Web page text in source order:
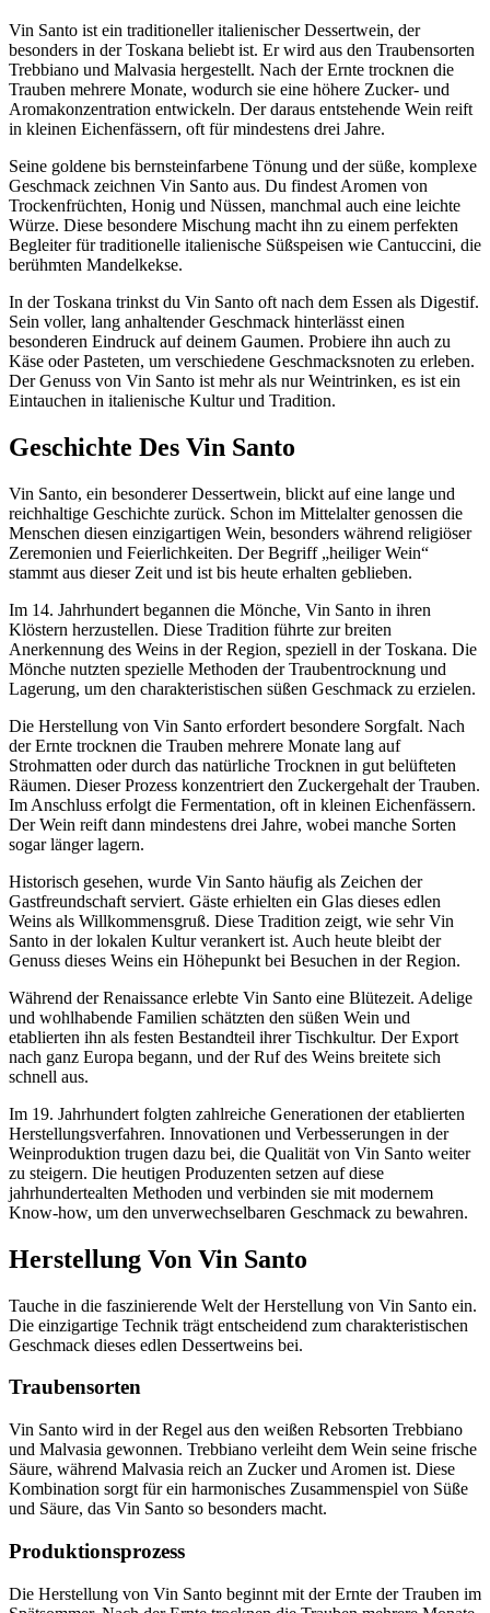
Vin Santo ist ein traditioneller italienischer Dessertwein, der
besonders in der Toskana beliebt ist. Er wird aus den Traubensorten
Trebbiano und Malvasia hergestellt. Nach der Ernte trocknen die
Trauben mehrere Monate, wodurch sie eine höhere Zucker- und
Aromakonzentration entwickeln. Der daraus entstehende Wein reift
in kleinen Eichenfässern, oft für mindestens drei Jahre.
Seine goldene bis bernsteinfarbene Tönung und der süße, komplexe
Geschmack zeichnen Vin Santo aus. Du findest Aromen von
Trockenfrüchten, Honig und Nüssen, manchmal auch eine leichte
Würze. Diese besondere Mischung macht ihn zu einem perfekten
Begleiter für traditionelle italienische Süßspeisen wie Cantuccini, die
berühmten Mandelkekse.
In der Toskana trinkst du Vin Santo oft nach dem Essen als Digestif.
Sein voller, lang anhaltender Geschmack hinterlässt einen
besonderen Eindruck auf deinem Gaumen. Probiere ihn auch zu
Käse oder Pasteten, um verschiedene Geschmacksnoten zu erleben.
Der Genuss von Vin Santo ist mehr als nur Weintrinken, es ist ein
Eintauchen in italienische Kultur und Tradition.
Geschichte Des Vin Santo
Vin Santo, ein besonderer Dessertwein, blickt auf eine lange und
reichhaltige Geschichte zurück. Schon im Mittelalter genossen die
Menschen diesen einzigartigen Wein, besonders während religiöser
Zeremonien und Feierlichkeiten. Der Begriff „heiliger Wein“
stammt aus dieser Zeit und ist bis heute erhalten geblieben.
Im 14. Jahrhundert begannen die Mönche, Vin Santo in ihren
Klöstern herzustellen. Diese Tradition führte zur breiten
Anerkennung des Weins in der Region, speziell in der Toskana. Die
Mönche nutzten spezielle Methoden der Traubentrocknung und
Lagerung, um den charakteristischen süßen Geschmack zu erzielen.
Die Herstellung von Vin Santo erfordert besondere Sorgfalt. Nach
der Ernte trocknen die Trauben mehrere Monate lang auf
Strohmatten oder durch das natürliche Trocknen in gut belüfteten
Räumen. Dieser Prozess konzentriert den Zuckergehalt der Trauben.
Im Anschluss erfolgt die Fermentation, oft in kleinen Eichenfässern.
Der Wein reift dann mindestens drei Jahre, wobei manche Sorten
sogar länger lagern.
Historisch gesehen, wurde Vin Santo häufig als Zeichen der
Gastfreundschaft serviert. Gäste erhielten ein Glas dieses edlen
Weins als Willkommensgruß. Diese Tradition zeigt, wie sehr Vin
Santo in der lokalen Kultur verankert ist. Auch heute bleibt der
Genuss dieses Weins ein Höhepunkt bei Besuchen in der Region.
Während der Renaissance erlebte Vin Santo eine Blütezeit. Adelige
und wohlhabende Familien schätzten den süßen Wein und
etablierten ihn als festen Bestandteil ihrer Tischkultur. Der Export
nach ganz Europa begann, und der Ruf des Weins breitete sich
schnell aus.
Im 19. Jahrhundert folgten zahlreiche Generationen der etablierten
Herstellungsverfahren. Innovationen und Verbesserungen in der
Weinproduktion trugen dazu bei, die Qualität von Vin Santo weiter
zu steigern. Die heutigen Produzenten setzen auf diese
jahrhundertealten Methoden und verbinden sie mit modernem
Know-how, um den unverwechselbaren Geschmack zu bewahren.
Herstellung Von Vin Santo
Tauche in die faszinierende Welt der Herstellung von Vin Santo ein.
Die einzigartige Technik trägt entscheidend zum charakteristischen
Geschmack dieses edlen Dessertweins bei.
Traubensorten
Vin Santo wird in der Regel aus den weißen Rebsorten Trebbiano
und Malvasia gewonnen. Trebbiano verleiht dem Wein seine frische
Säure, während Malvasia reich an Zucker und Aromen ist. Diese
Kombination sorgt für ein harmonisches Zusammenspiel von Süße
und Säure, das Vin Santo so besonders macht.
Produktionsprozess
Die Herstellung von Vin Santo beginnt mit der Ernte der Trauben im